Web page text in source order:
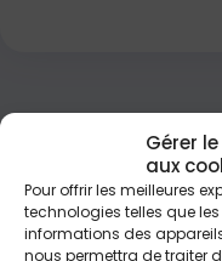
Gérer
aux
Pour offrir les meilleures
technologies telles que
informations des
nous permettra de traiter
YESHUA Tous les
Dans mes plus
YESHUA Pour les